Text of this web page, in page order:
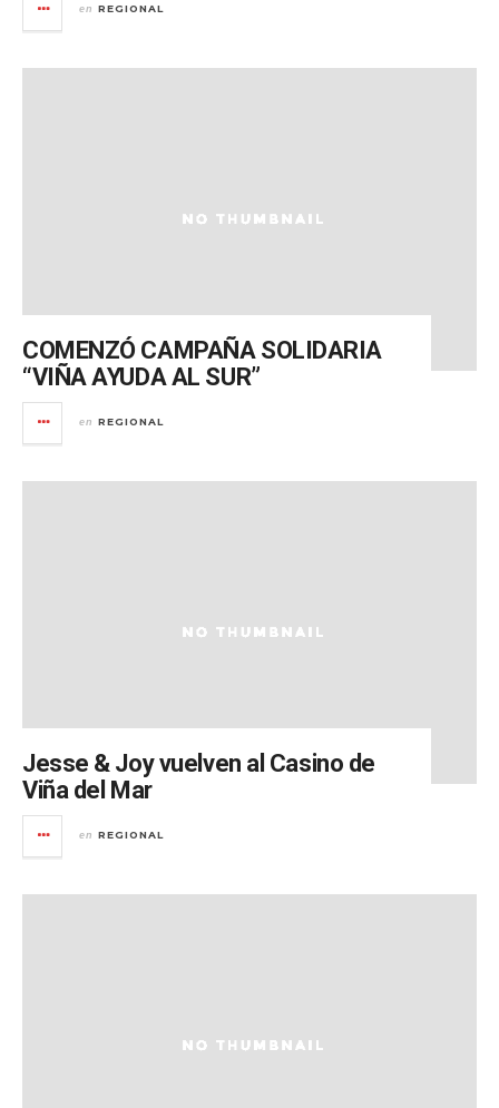
en REGIONAL
COMENZÓ CAMPAÑA SOLIDARIA
“VIÑA AYUDA AL SUR”
en REGIONAL
Jesse & Joy vuelven al Casino de
Viña del Mar
en REGIONAL